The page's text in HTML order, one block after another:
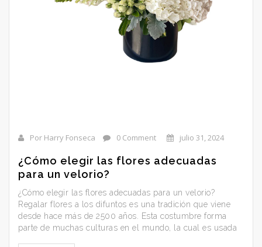
Por Harry Fonseca 0 Comment julio 31, 2024
¿Cómo elegir las flores adecuadas
para un velorio?
¿Cómo elegir las flores adecuadas para un velorio?
Regalar flores a los difuntos es una tradición que viene
desde hace más de 2500 años. Esta costumbre forma
parte de muchas culturas en el mundo, la cual es usada